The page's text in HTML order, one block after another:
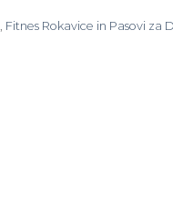
Fitnes Rokavice in Pasovi za